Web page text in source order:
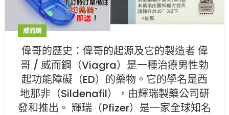
威而鋼
偉哥的歷史：偉哥的起源及它的製造者 偉
哥 / 威而鋼（Viagra）是一種治療男性勃
起功能障礙（ED）的藥物。它的學名是西
地那非（Sildenafil），由輝瑞製藥公司研
發和推出。 輝瑞（Pfizer）是一家全球知名